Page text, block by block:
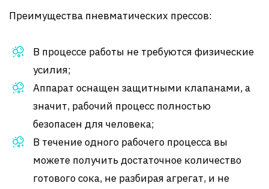
Преимущества пневматических прессов:
В процессе работы не требуются физические
усилия;
Аппарат оснащен защитными клапанами, а
значит, рабочий процесс полностью
безопасен для человека;
В течение одного рабочего процесса вы
можете получить достаточное количество
готового сока, не разбирая агрегат, и не